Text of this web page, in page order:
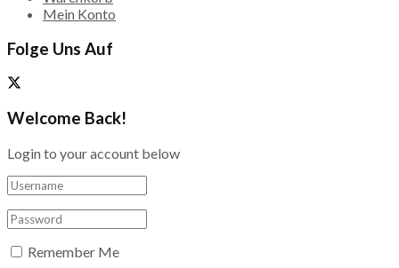
Mein Konto
Folge Uns Auf
Welcome Back!
Login to your account below
Remember Me